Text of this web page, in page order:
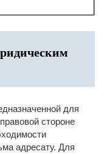
для
стороне
адресату. Для